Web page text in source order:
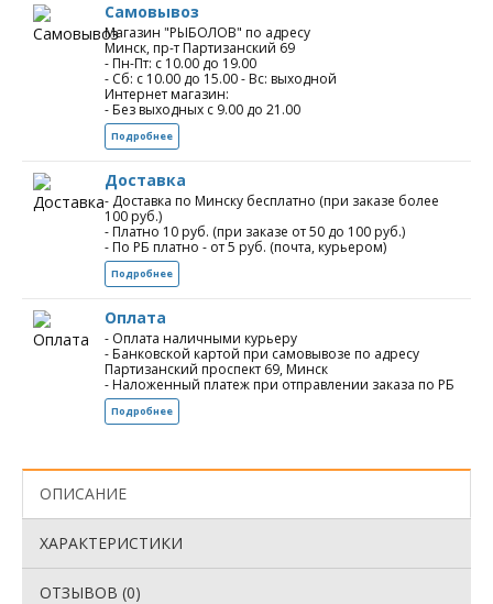
Самовывоз
Магазин "РЫБОЛОВ" по адресу
Минск, пр-т Партизанский 69
- Пн-Пт: с 10.00 до 19.00
- Сб: с 10.00 до 15.00 - Вс: выходной
Интернет магазин:
- Без выходных с 9.00 до 21.00
Подробнее
Доставка
- Доставка по Минску бесплатно (при заказе более
100 руб.)
- Платно 10 руб. (при заказе от 50 до 100 руб.)
- По РБ платно - от 5 руб. (почта, курьером)
Подробнее
Оплата
- Оплата наличными курьеру
- Банковской картой при самовывозе по адресу
Партизанский проспект 69, Минск
- Наложенный платеж при отправлении заказа по РБ
Подробнее
ОПИСАНИЕ
ХАРАКТЕРИСТИКИ
ОТЗЫВОВ (0)